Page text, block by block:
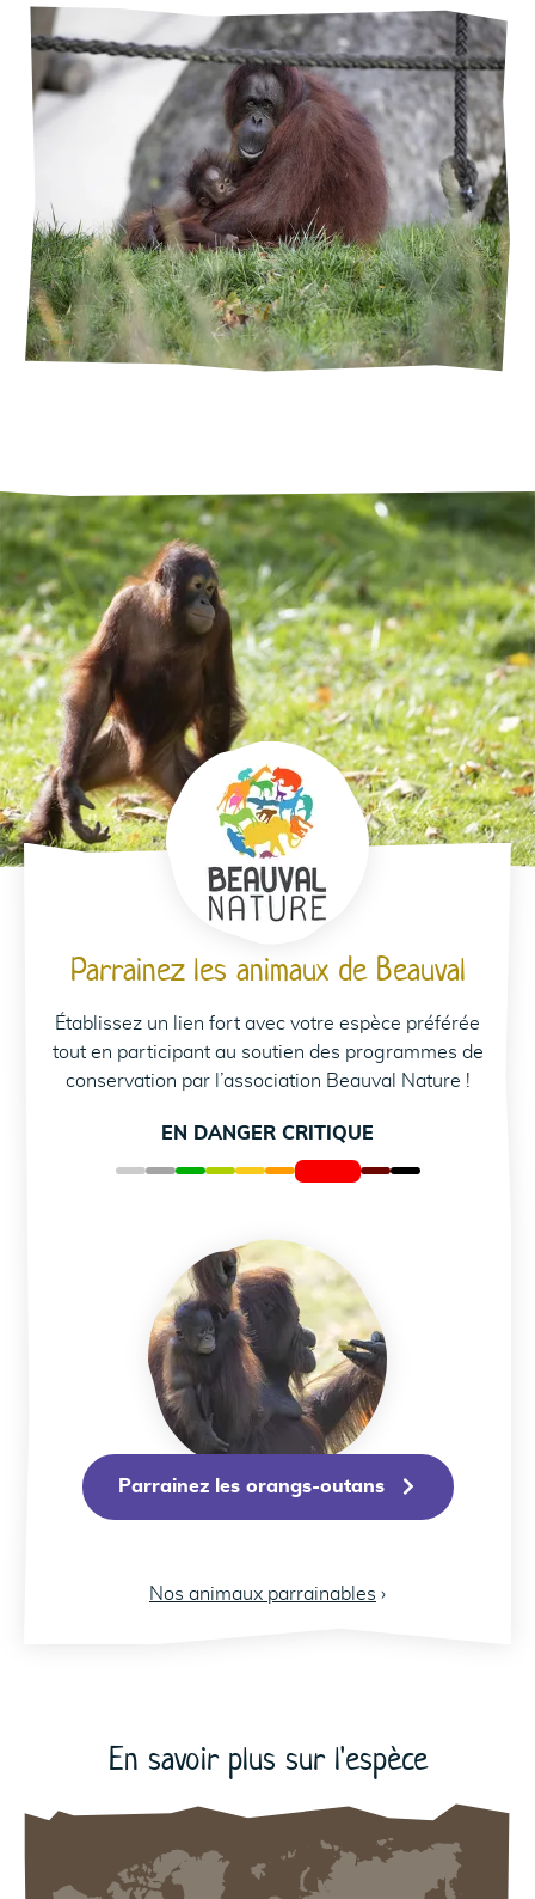
Parrainez les animaux de Beauval
Établissez un lien fort avec votre espèce préférée
tout en participant au soutien des programmes de
conservation par l’association Beauval Nature !
EN DANGER CRITIQUE
Parrainez les
Parrainez les orangs-outans
Nos animaux parrainables ›
En savoir plus sur l'espèce